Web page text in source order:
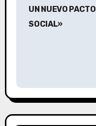
i
ó
UN NUEVO PACTO
SOCIAL»